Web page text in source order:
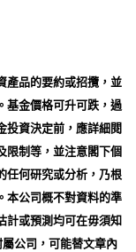
產品的要約或招攬，並
基金價格可升可跌，過
投資決定前，應詳細閱
限制等，並注意閣下個
任何研究或分析，乃根
本公司概不對資料的準
計或預測均可在毋須知
公司，可能替文章內